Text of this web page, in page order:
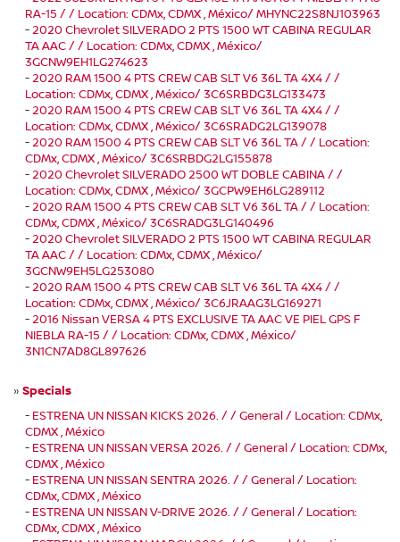
RA-15 / / Location: CDMx, CDMX , México/ MHYNC22S8NJ103963
-2020 Chevrolet SILVERADO 2 PTS 1500 WT CABINA REGULAR
TA AAC / / Location: CDMx, CDMX , México/
3GCNW9EH1LG274623
-2020 RAM 1500 4 PTS CREW CAB SLT V6 36L TA 4X4 / /
Location: CDMx, CDMX , México/ 3C6SRBDG3LG133473
-2020 RAM 1500 4 PTS CREW CAB SLT V6 36L TA 4X4 / /
Location: CDMx, CDMX , México/ 3C6SRADG2LG139078
-2020 RAM 1500 4 PTS CREW CAB SLT V6 36L TA / / Location:
CDMx, CDMX , México/ 3C6SRBDG2LG155878
-2020 Chevrolet SILVERADO 2500 WT DOBLE CABINA / /
Location: CDMx, CDMX , México/ 3GCPW9EH6LG289112
-2020 RAM 1500 4 PTS CREW CAB SLT V6 36L TA / / Location:
CDMx, CDMX , México/ 3C6SRADG3LG140496
-2020 Chevrolet SILVERADO 2 PTS 1500 WT CABINA REGULAR
TA AAC / / Location: CDMx, CDMX , México/
3GCNW9EH5LG253080
-2020 RAM 1500 4 PTS CREW CAB SLT V6 36L TA 4X4 / /
Location: CDMx, CDMX , México/ 3C6JRAAG3LG169271
-2016 Nissan VERSA 4 PTS EXCLUSIVE TA AAC VE PIEL GPS F
NIEBLA RA-15 / / Location: CDMx, CDMX , México/
3N1CN7AD8GL897626
» Specials
- ESTRENA UN NISSAN KICKS 2026. / / General / Location: CDMx,
CDMX , México
- ESTRENA UN NISSAN VERSA 2026. / / General / Location: CDMx,
CDMX , México
- ESTRENA UN NISSAN SENTRA 2026. / / General / Location:
CDMx, CDMX , México
- ESTRENA UN NISSAN V-DRIVE 2026. / / General / Location:
CDMx, CDMX , México